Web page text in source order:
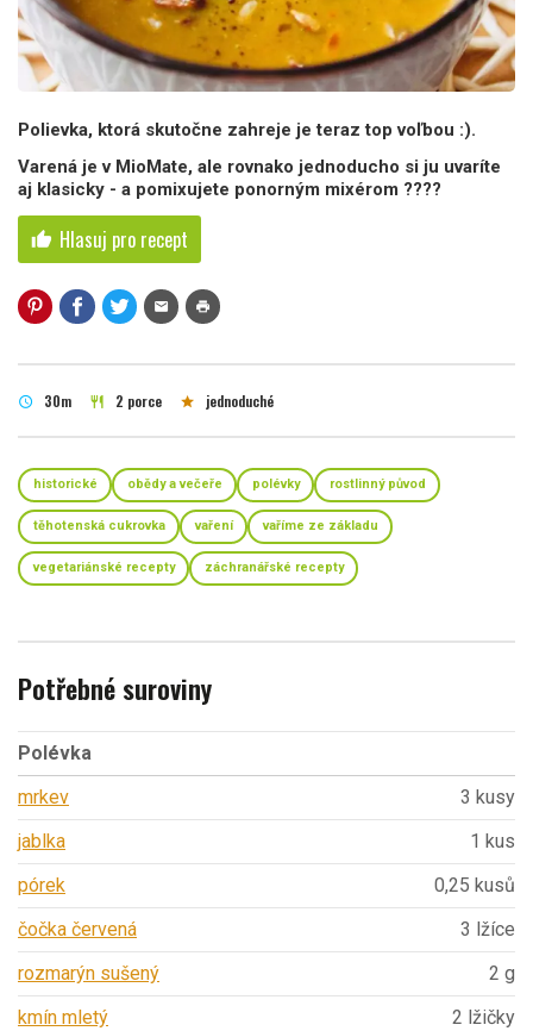
Polievka, ktorá skutočne zahreje je teraz top voľbou :).
Varená je v MioMate, ale rovnako jednoducho si ju uvaríte
aj klasicky - a pomixujete ponorným mixérom ????
thumb_up Hlasuj pro recept
mail print
schedule 30m restaurant 2 porce star jednoduché
historické obědy a večeře polévky rostlinný původ
těhotenská cukrovka vaření vaříme ze základu
vegetariánské recepty záchranářské recepty
Potřebné suroviny
Polévka
mrkev
3 kusy
jablka
1 kus
pórek
0,25 kusů
čočka červená
3 lžíce
rozmarýn sušený
2 g
kmín mletý
2 lžičky